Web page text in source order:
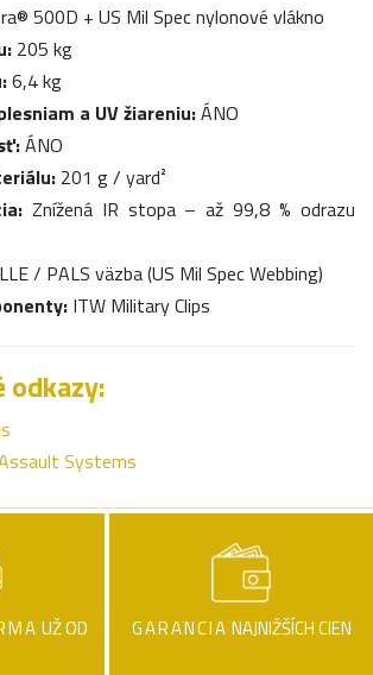
500D + US Mil Spec nylonové vlákno
205 kg
6,4 kg
a UV žiareniu:ÁNO
ÁNO
201 g / yard²
Znížená IR stopa – až 99,8 % odrazu
/ PALS väzba (US Mil Spec Webbing)
ITW Military Clips
odkazy:
Systems
UŽ OD
GARANCIA NAJNIŽŠÍCH CIEN